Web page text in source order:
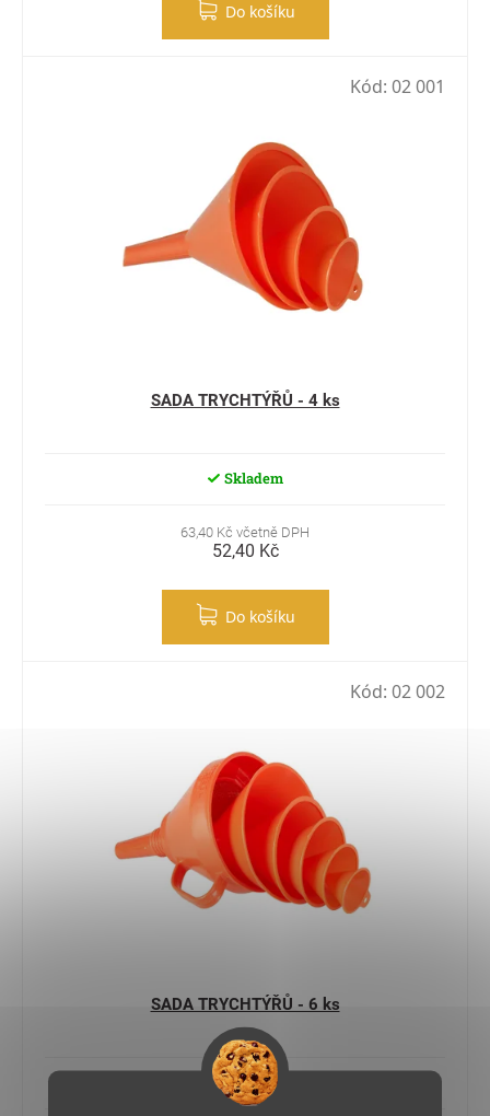
Do košíku
SADA TRYCHTÝŘŮ - 4 ks
Skladem
63,40 Kč včetně DPH
52,40 Kč
Do košíku
Kód: 02 001
SADA TRYCHTÝŘŮ - 6 ks
Skladem
Kód: 02 002